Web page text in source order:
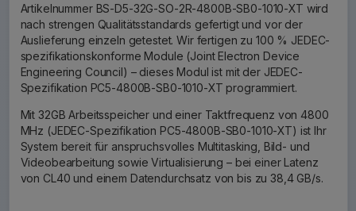
Artikelnummer BS-D5-32G-SO-2R-4800B-SB0-1010-XT wird
nach strengen Qualitätsstandards gefertigt und vor der
Auslieferung einzeln getestet. Wir fertigen zu 100 % JEDEC-
spezifikationskonforme Module (Joint Electron Device
Engineering Council) – dieses Modul ist mit der JEDEC-
Spezifikation PC5-4800B-SB0-1010-XT programmiert.
Mit 32GB Arbeitsspeicher und einer Taktfrequenz von 4800
MHz (JEDEC-Spezifikation PC5-4800B-SB0-1010-XT) ist Ihr
System bereit für anspruchsvolles Multitasking, Bild- und
Videobearbeitung sowie Virtualisierung – bei einer Latenz
von CL40 und einem Datendurchsatz von bis zu 38,4 GB/s.